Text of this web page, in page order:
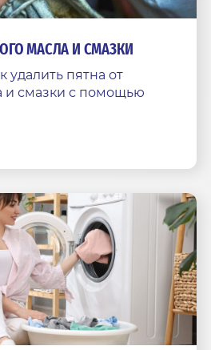
МАСЛА И СМАЗКИ
удалить пятна от
и смазки с помощью